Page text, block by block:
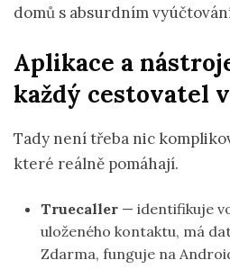
domů s absurdním
Aplikace a
každý cestovatel
Tady není třeba nic
které reálně pomáhají.
Truecaller — identifikuje
uloženého kontaktu, má
Zdarma, funguje na